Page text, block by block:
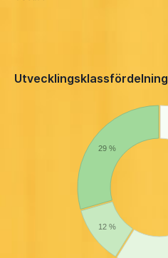
Utvecklingsklassfördelning
12 %
29 %